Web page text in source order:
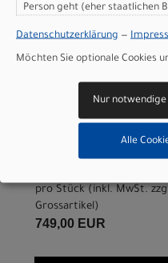
Specialized
GLOSS
METALLIC
Modelljahr 2027
Lieferbar in ca. 5-8
Art.Nr. 92427-9602
Farbe: GLOSS PACIFIC
pro Stück (inkl. MwSt.
Grossartikel)
749,00 EUR
Person geht (eher staatlichen
sind wie bei uns in der
Datenschutzerklärung —
Möchten Sie optionale Cookies
Nur notwendige
Alle